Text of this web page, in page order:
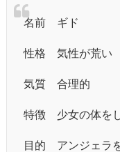
名前 ギド
性格 気性が荒い
気質 合理的
特徴 少女の体を
目的 アンジェラ